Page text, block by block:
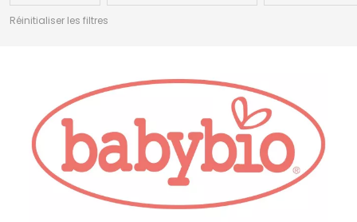
Réinitialiser les filtres